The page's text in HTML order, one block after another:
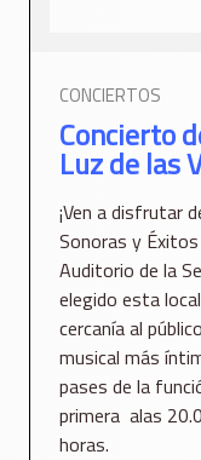
CONCIERTOS
Concierto
Luz de las
¡Ven a disfrutar
Sonoras y
Auditorio de la
elegido esta
cercanía al
musical más
pases de la
primera alas
horas.